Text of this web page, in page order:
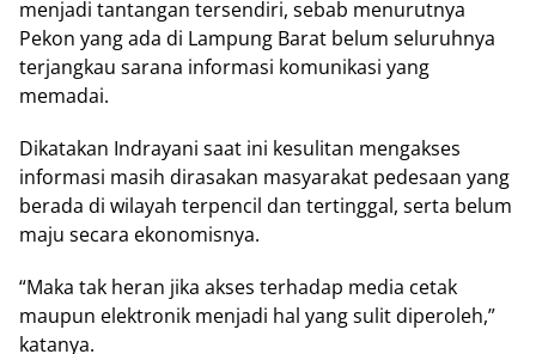
menjadi tantangan tersendiri, sebab menurutnya
Pekon yang ada di Lampung Barat belum seluruhnya
terjangkau sarana informasi komunikasi yang
memadai.
Dikatakan Indrayani saat ini kesulitan mengakses
informasi masih dirasakan masyarakat pedesaan yang
berada di wilayah terpencil dan tertinggal, serta belum
maju secara ekonomisnya.
“Maka tak heran jika akses terhadap media cetak
maupun elektronik menjadi hal yang sulit diperoleh,”
katanya.